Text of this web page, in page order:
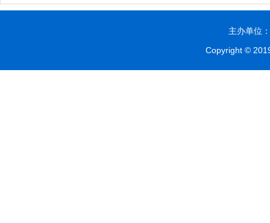
主办单位
Copyright ©